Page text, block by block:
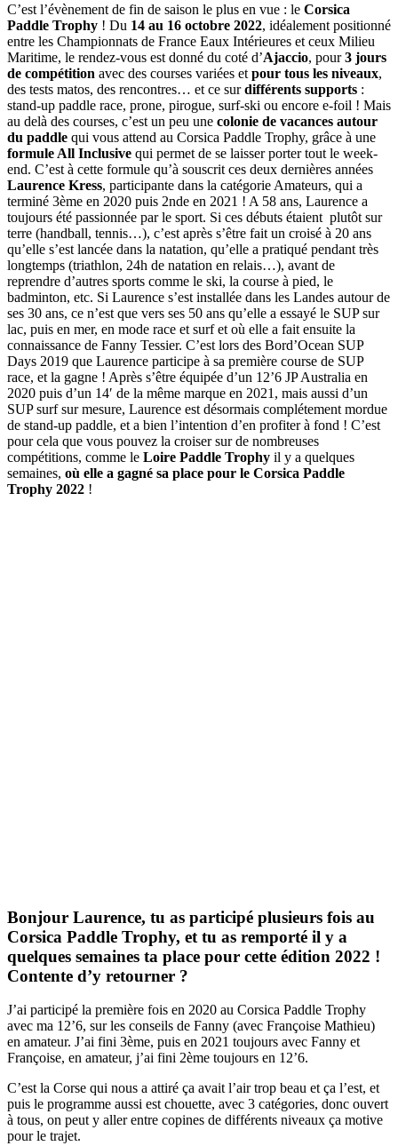
C’est l’évènement de fin de saison le plus en vue : le Corsica
Paddle Trophy ! Du 14 au 16 octobre 2022, idéalement positionné
entre les Championnats de France Eaux Intérieures et ceux Milieu
Maritime, le rendez-vous est donné du coté d’Ajaccio, pour3 jours
de compétition avec des courses variées et pour tous les niveaux,
des tests matos, des rencontres… et ce surdifférents supports :
stand-up paddle race, prone, pirogue, surf-ski ou encore e-foil ! Mais
au delà des courses, c’est un peu une colonie de vacances autour
du paddle qui vous attend au Corsica Paddle Trophy, grâce à une
formule All Inclusive qui permet de se laisser porter tout le week-
end. C’est à cette formule qu’à souscrit ces deux dernières années
Laurence Kress, participante dans la catégorie Amateurs, qui a
terminé 3ème en 2020 puis 2nde en 2021 ! A 58 ans, Laurence a
toujours été passionnée par le sport. Si ces débuts étaient plutôt sur
terre (handball, tennis…), c’est après s’être fait un croisé à 20 ans
qu’elle s’est lancée dans la natation, qu’elle a pratiqué pendant très
longtemps (triathlon, 24h de natation en relais…), avant de
reprendre d’autres sports comme le ski, la course à pied, le
badminton, etc. Si Laurence s’est installée dans les Landes autour de
ses 30 ans, ce n’est que vers ses 50 ans qu’elle a essayé le SUP sur
lac, puis en mer, en mode race et surf et où elle a fait ensuite la
connaissance de Fanny Tessier. C’est lors des Bord’Ocean SUP
Days 2019 que Laurence participe à sa première course de SUP
race, et la gagne ! Après s’être équipée d’un 12’6 JP Australia en
2020 puis d’un 14′ de la même marque en 2021, mais aussi d’un
SUP surf sur mesure, Laurence est désormais complétement mordue
de stand-up paddle, et a bien l’intention d’en profiter à fond ! C’est
pour cela que vous pouvez la croiser sur de nombreuses
compétitions, comme le Loire Paddle Trophy il y a quelques
semaines, où elle a gagné sa place pour le Corsica Paddle
Trophy 2022 !
Bonjour Laurence, tu as participé plusieurs fois au
Corsica Paddle Trophy, et tu as remporté il y a
quelques semaines ta place pour cette édition 2022 !
Contente d’y retourner ?
J’ai participé la première fois en 2020 au Corsica Paddle Trophy
avec ma 12’6, sur les conseils de Fanny (avec Françoise Mathieu)
en amateur. J’ai fini 3ème, puis en 2021 toujours avec Fanny et
Françoise, en amateur, j’ai fini 2ème toujours en 12’6.
C’est la Corse qui nous a attiré ça avait l’air trop beau et ça l’est, et
puis le programme aussi est chouette, avec 3 catégories, donc ouvert
à tous, on peut y aller entre copines de différents niveaux ça motive
pour le trajet.